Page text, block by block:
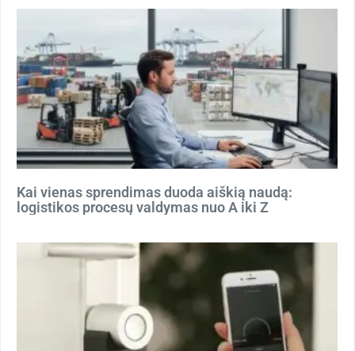
Kai vienas sprendimas duoda aiškią naudą:
logistikos procesų valdymas nuo A iki Z